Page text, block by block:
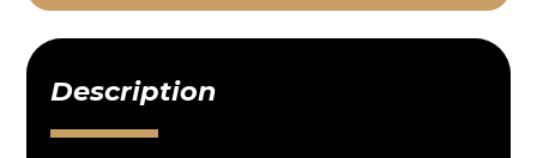
Description